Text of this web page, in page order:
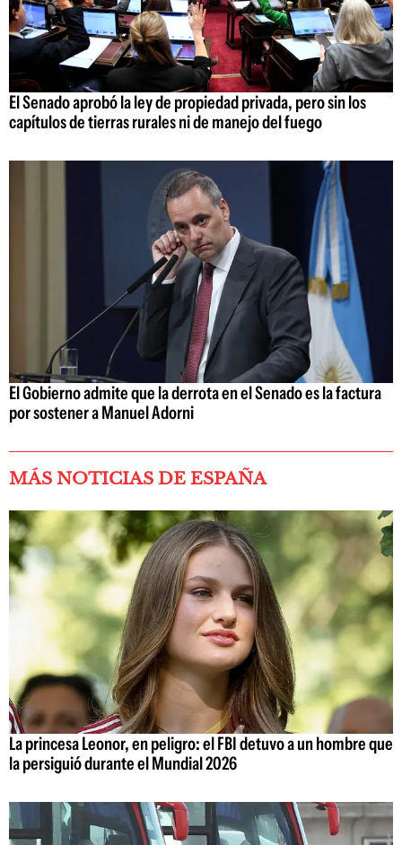
El Senado aprobó la ley de propiedad privada, pero sin los
capítulos de tierras rurales ni de manejo del fuego
El Gobierno admite que la derrota en el Senado es la factura
por sostener a Manuel Adorni
MÁS NOTICIAS DE ESPAÑA
La princesa Leonor, en peligro: el FBI detuvo a un hombre que
la persiguió durante el Mundial 2026